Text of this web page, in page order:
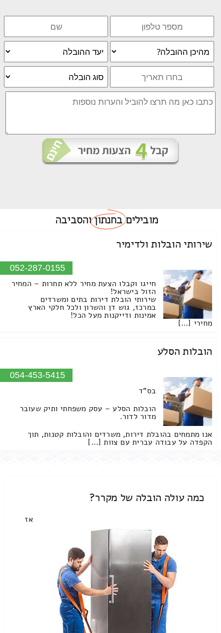
מוביליםבחנתוןוהסביבה
שירותי הובלות ולדימיר
052-287-0155
חייגו וקבלו הצעת מחיר ללא תחרות – המחיר
הזול בישראל!
שירותי הובלת דירות בתים ומשרדים
במרכז, גוש דן והשרון ולכל חלקי הארץ
אמינות ודייקנות מעל הכל!
מחירי […]
הובלות הסלע
054-453-5415
בס"ד
הובלות הסלע – עסק משפחתי ותיק שעובר
מדור לדור.
אנו מתמחים בהובלת דירות, משרדים והובלות קטנות, תוך
הקפדה על עבודה עברית עם צוות […]
כמה עולה הובלה של מקרר?
אז